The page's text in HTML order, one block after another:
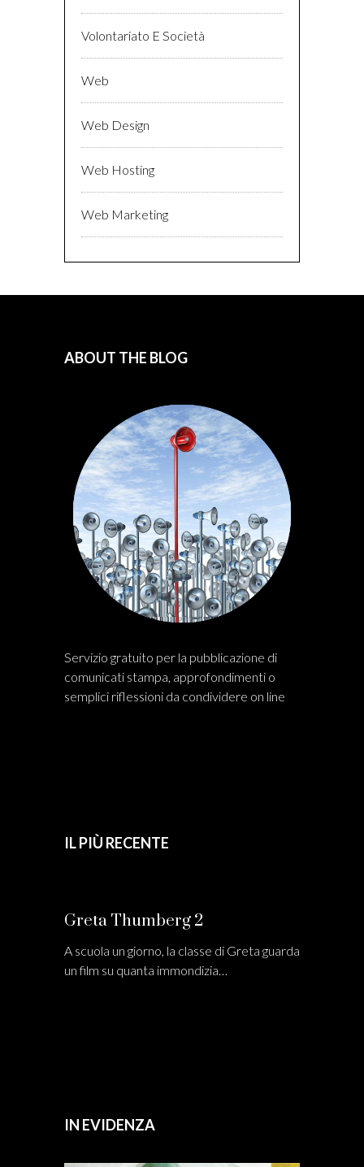
Volontariato E Società
Web
Web Design
Web Hosting
Web Marketing
ABOUT THE BLOG
Servizio gratuito per la pubblicazione di
comunicati stampa, approfondimenti o
semplici riflessioni da condividere on line
IL PIÙ RECENTE
Greta Thumberg 2
A scuola un giorno, la classe di Greta guarda
un film su quanta immondizia…
IN EVIDENZA